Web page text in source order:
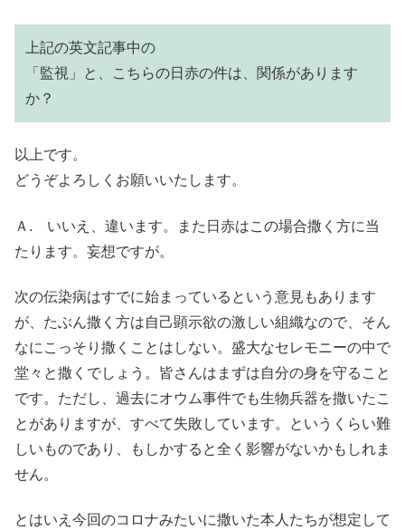
上記の英文記事中の
「監視」と、こちらの日赤の件は、関係があります
か？
以上です。
どうぞよろしくお願いいたします。
Ａ. いいえ、違います。また日赤はこの場合撒く方に当
たります。妄想ですが。
次の伝染病はすでに始まっているという意見もあります
が、たぶん撒く方は自己顕示欲の激しい組織なので、そん
なにこっそり撒くことはしない。盛大なセレモニーの中で
堂々と撒くでしょう。皆さんはまずは自分の身を守ること
です。ただし、過去にオウム事件でも生物兵器を撒いたこ
とがありますが、すべて失敗しています。というくらい難
しいものであり、もしかすると全く影響がないかもしれま
せん。
とはいえ今回のコロナみたいに撒いた本人たちが想定して